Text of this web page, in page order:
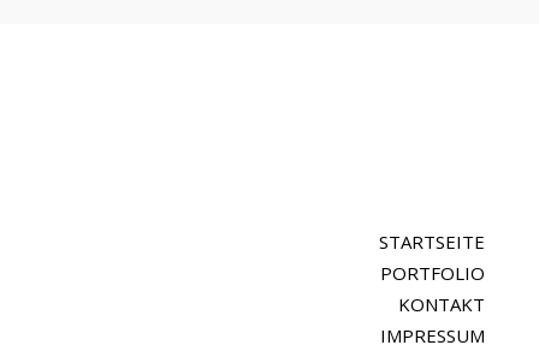
STARTSEITE
PORTFOLIO
KONTAKT
IMPRESSUM